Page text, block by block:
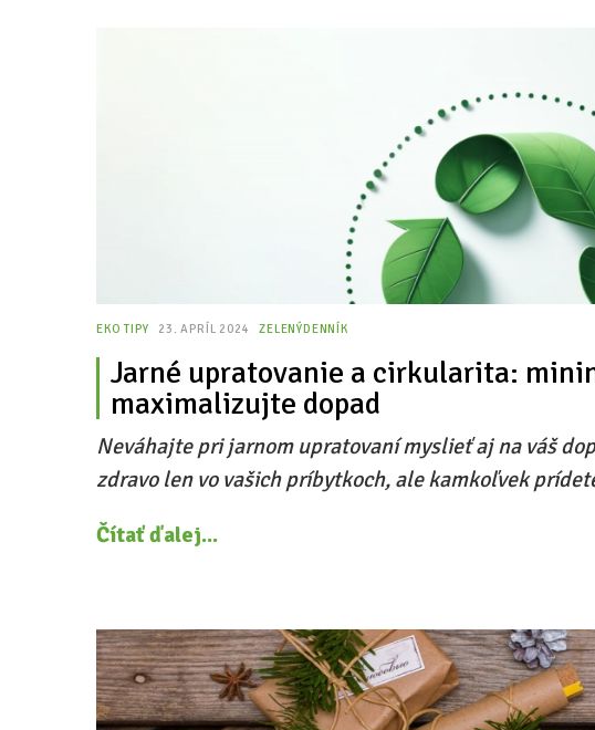
EKO TIPY 23. APRÍL 2024 ZELENÝDENNÍK
Jarné upratovanie a cirkularita:
maximalizujte dopad
Neváhajte pri jarnom upratovaní myslieť aj na váš
zdravo len vo vašich príbytkoch, ale kamkoľvek
Čítať ďalej...